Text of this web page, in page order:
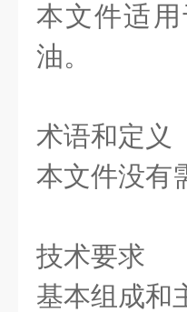
本文件适
油。
术语和定义
本文件没有
技术要求
基本组成和